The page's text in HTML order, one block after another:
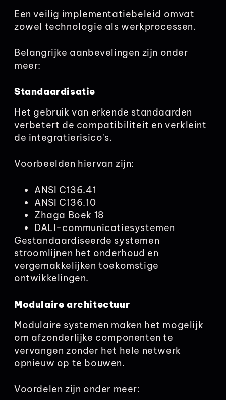
Een veilig implementatiebeleid omvat
zowel technologie als werkprocessen.
Belangrijke aanbevelingen zijn onder
meer:
Standaardisatie
Het gebruik van erkende standaarden
verbetert de compatibiliteit en verkleint
de integratierisico's.
Voorbeelden hiervan zijn:
ANSI C136.41
ANSI C136.10
Zhaga Boek 18
DALI-communicatiesystemen
Gestandaardiseerde systemen
stroomlijnen het onderhoud en
vergemakkelijken toekomstige
ontwikkelingen.
Modulaire architectuur
Modulaire systemen maken het mogelijk
om afzonderlijke componenten te
vervangen zonder het hele netwerk
opnieuw op te bouwen.
Voordelen zijn onder meer: